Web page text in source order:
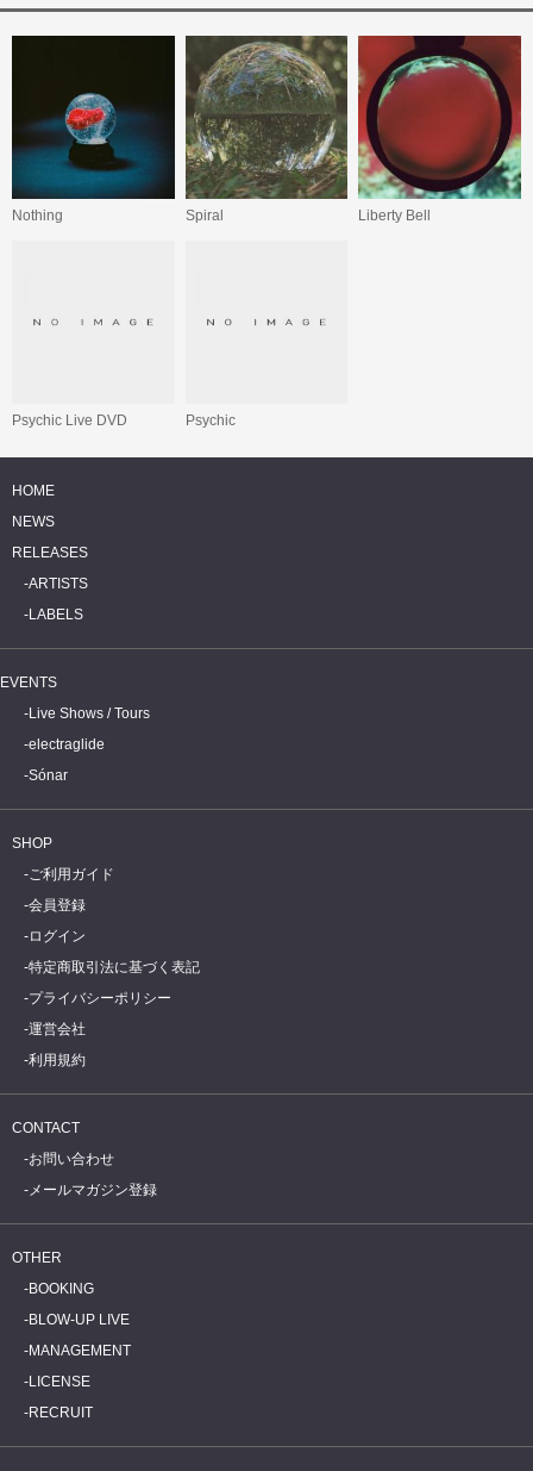
Nothing Spiral Liberty Bell
Psychic Live DVD Psychic
HOME
NEWS
RELEASES
ARTISTS
LABELS
EVENTS
Live Shows / Tours
electraglide
Sónar
SHOP
ご利用ガイド
会員登録
ログイン
特定商取引法に基づく表記
プライバシーポリシー
運営会社
利用規約
CONTACT
お問い合わせ
メールマガジン登録
OTHER
BOOKING
BLOW-UP LIVE
MANAGEMENT
LICENSE
RECRUIT